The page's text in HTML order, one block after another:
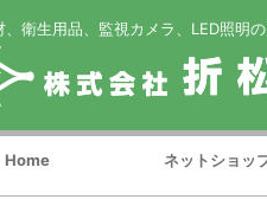
、衛生用品、監視カメラ、LED照明
Home ネットショッ